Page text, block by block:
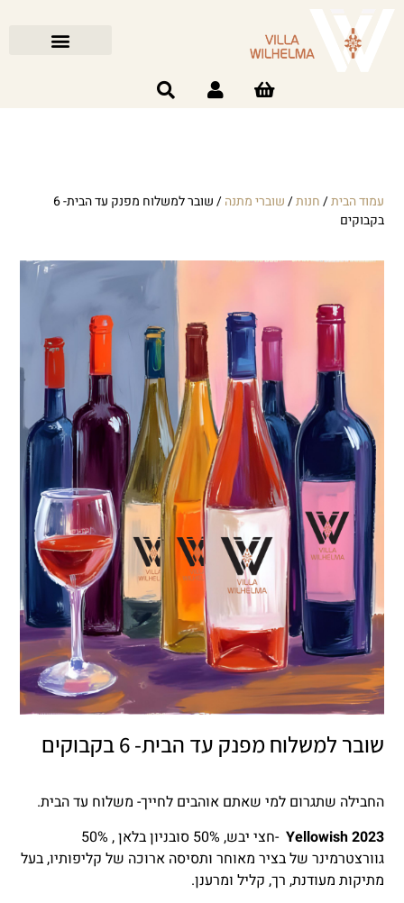
עמוד הבית/חנות/שוברי מתנה
/ שובר למשלוח מפנק עד הבית- 6
בקבוקים
שובר למשלוח מפנק עד הבית- 6 בקבוקים
החבילה שתגרום למי שאתם אוהבים לחייך- משלוח עד הבית.
Yellowish 2023
-חצי יבש, 50% סובניון בלאן , 50%
גוורצטרמינר של בציר מאוחר ותסיסה ארוכה של קליפותיו, בעל
מתיקות מעודנת, רך, קליל ומרענן.